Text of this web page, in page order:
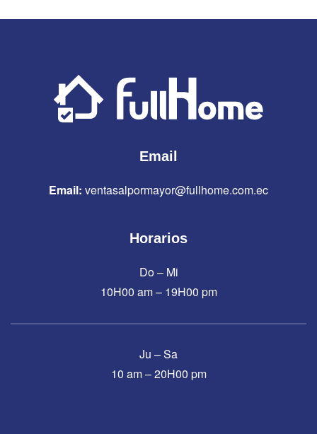
Email
Email: ventasalpormayor@fullhome.com.ec
Horarios
Do – Mi
10H00 am – 19H00 pm
Ju – Sa
10 am – 20H00 pm